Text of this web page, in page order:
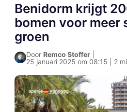
Benidorm krijgt
bomen voor meer
groen
Door Remco Stoffer
25 januari 2025 om 08:15 | 2